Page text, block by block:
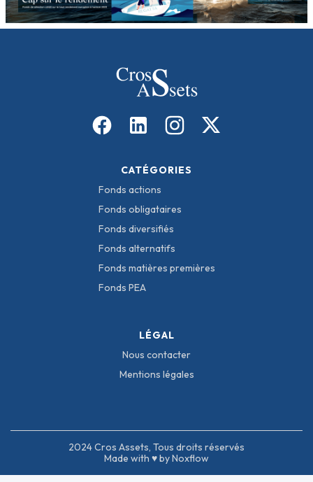
CATÉGORIES
Fonds actions
Fonds obligataires
Fonds diversifiés
Fonds alternatifs
Fonds matières premières
Fonds PEA
LÉGAL
Nous contacter
Mentions légales
2024 Cros Assets, Tous droits réservés
Made with ♥ by Noxflow